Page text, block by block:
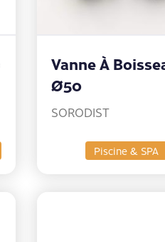
Piscine & SPA
Vanne À
Ø50
SORODIST